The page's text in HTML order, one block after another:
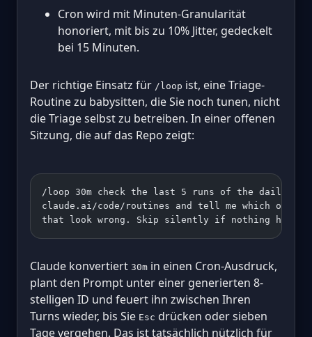
Cron wird mit Minuten-Granularität
honoriert, mit bis zu 10% Jitter, gedeckelt
bei 15 Minuten.
Der richtige Einsatz für /loop ist, eine Triage-
Routine zu babysitten, die Sie noch tunen, nicht
die Triage selbst zu betreiben. In einer offenen
Sitzung, die auf das Repo zeigt:
/loop 30m check the last 5 runs of the daily-
claude.ai/code/routines and tell me which ones
that look wrong. Skip silently if nothing has
Claude konvertiert 30m in einen Cron-Ausdruck,
plant den Prompt unter einer generierten 8-
stelligen ID und feuert ihn zwischen Ihren
Turns wieder, bis Sie Esc drücken oder sieben
Tage vergehen. Das ist tatsächlich nützlich für